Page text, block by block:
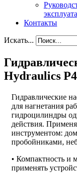
Контакты
Искать...
Hydraulics
Гидравлические
для нагнетания
гидроцилиндры
действия.
инструментом:
пробойниками,
• Компактность и
применять